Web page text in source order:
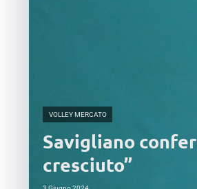
VOLLEY MERCATO
Savigliano
cresciuto”